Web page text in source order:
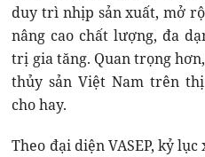
duy trì nhịp sản xuất, mở
nâng cao chất lượng, đa
trị gia tăng. Quan trọng
thủy sản Việt Nam trên
cho hay.
Theo đại diện VASEP, kỷ